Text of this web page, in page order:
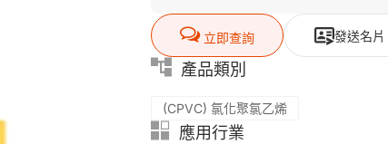
立即查詢 發送名片
產品類別
(CPVC) 氯化聚氯乙烯
應用行業